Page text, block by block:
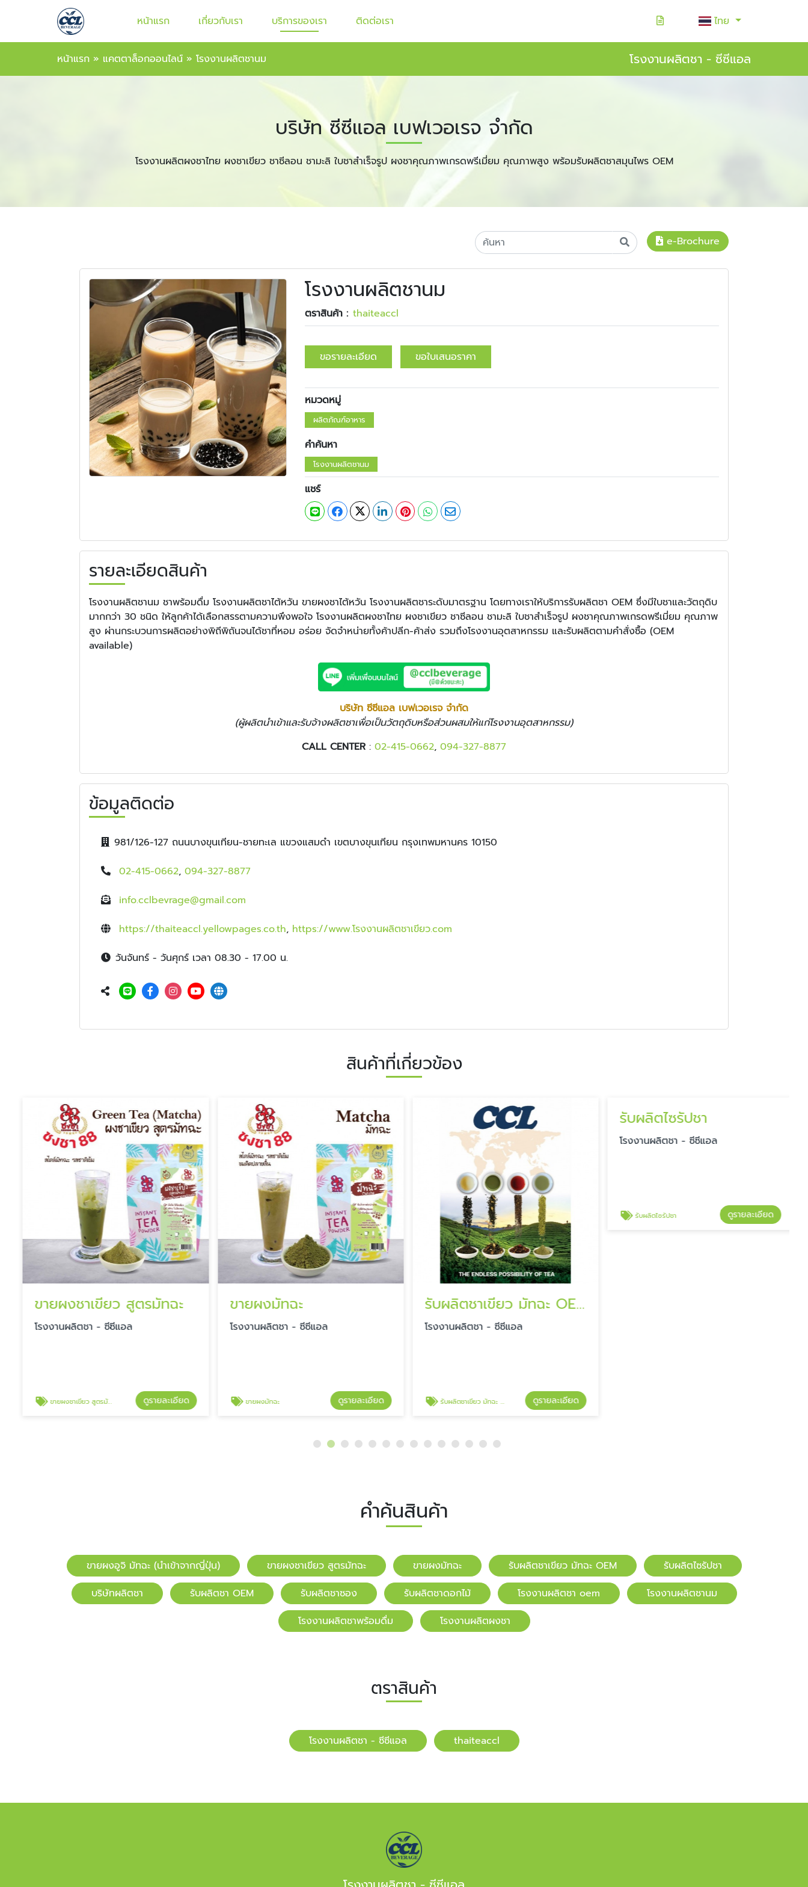
หน้าแรก เกี่ยวกับเรา บริการของเรา ติดต่อเรา ไทย
หน้าแรก » แคตตาล็อกออนไลน์ » โรงงานผลิตชานม โรงงานผลิตชา - ซีซีแอล
บริษัท ซีซีแอล เบฟเวอเรจ จำกัด
โรงงานผลิตผงชาไทย ผงชาเขียว ชาซีลอน ชามะลิ ใบชาสำเร็จรูป ผงชาคุณภาพเกรดพรีเมี่ยม คุณภาพสูง พร้อมรับผลิตชาสมุนไพร OEM
e-Brochure
โรงงานผลิตชานม
ตราสินค้า : ​​thaiteaccl
ขอรายละเอียด ขอใบเสนอราคา
หมวดหมู่
ผลิตภัณฑ์อาหาร
คำค้นหา
โรงงานผลิตชานม
แชร์
รายละเอียดสินค้า
โรงงานผลิตชานม ชาพร้อมดื่ม โรงงานผลิตชาไต้หวัน ขายผงชาไต้หวัน โรงงานผลิตชาระดับมาตรฐาน โดยทางเราให้บริการรับผลิตชา OEM ซึ่งมีใบชาและวัตถุดิบ
มากกว่า 30 ชนิด ให้ลูกค้าได้เลือกสรรตามความพึงพอใจ โรงงานผลิตผงชาไทย ผงชาเขียว ชาซีลอน ชามะลิ ใบชาสำเร็จรูป ผงชาคุณภาพเกรดพรีเมี่ยม คุณภาพ
สูง ผ่านกระบวนการผลิตอย่างพิถีพิถันจนได้ชาที่หอม อร่อย จัดจำหน่ายทั้งค้าปลีก-ค้าส่ง รวมถึงโรงงานอุตสาหกรรม และรับผลิตตามคำสั่งซื้อ (OEM
available)
บริษัท ซีซีแอล เบฟเวอเรจ จำกัด
(ผู้ผลิตนำเข้าและรับจ้างผลิตชาเพื่อเป็นวัตถุดิบหรือส่วนผสมให้แก่โรงงานอุตสาหกรรม)
CALL CENTER : 02-415-0662, 094-327-8877
ข้อมูลติดต่อ
981/126-127 ถนนบางขุนเทียน-ชายทะเล แขวงแสมดำ เขตบางขุนเทียน กรุงเทพมหานคร 10150
02-415-0662, 094-327-8877
info.cclbevrage@gmail.com
https://thaiteaccl.yellowpages.co.th, https://www.โรงงานผลิตชาเขียว.com
วันจันทร์ - วันศุกร์ เวลา 08.30 - 17.00 น.
สินค้าที่เกี่ยวข้อง
ขายผงชาเขียว สูตรมัทฉะ
โรงงานผลิตชา - ซีซีแอล
ขายผงชาเขียว สูตรมัทฉะ ดูรายละเอียด
ขายผงมัทฉะ
โรงงานผลิตชา - ซีซีแอล
ขายผงมัทฉะ ดูรายละเอียด
รับผลิตชาเขียว มัทฉะ OEM
โรงงานผลิตชา - ซีซีแอล
รับผลิตชาเขียว มัทฉะ OEM ดูรายละเอียด
คำค้นสินค้า
ขายผงอูจิ มัทฉะ (นำเข้าจากญี่ปุ่น) ขายผงชาเขียว สูตรมัทฉะ ขายผงมัทฉะ รับผลิตชาเขียว มัทฉะ OEM
รับผลิตไซรัปชา
บริษัทผลิตชา
รับผลิตชา OEM รับผลิตชาซอง รับผลิตชาดอกไม้ โรงงานผลิตชา oem
โรงงานผลิตชานม
โรงงานผลิตชาพร้อมดื่ม
โรงงานผลิตผงชา
ตราสินค้า
โรงงานผลิตชา - ซีซีแอล ​​thaiteaccl